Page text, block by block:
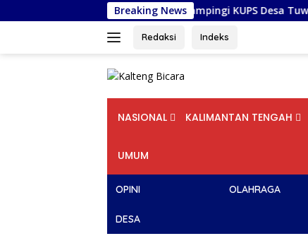
ke
Breaking News
Palangka Raya Dampingi KUPS Desa Tuwung, Perkuat
Redaksi Indeks
NASIONAL KALIMANTAN TENGAH
UMUM
OPINI OLAHRAGA
DESA